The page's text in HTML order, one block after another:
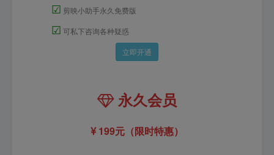
☑ 剪映小助手永久免费版
☑ 可私下咨询各种疑惑
立即开通
永久会员
199元（限时特惠）